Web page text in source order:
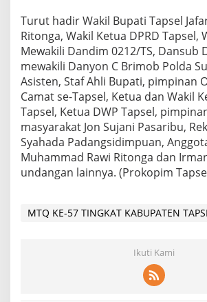
Turut hadir Wakil Bupati Tapsel
Ritonga, Wakil Ketua DPRD Tapsel,
Mewakili Dandim 0212/TS, Dansub
mewakili Danyon C Brimob Polda
Asisten, Staf Ahli Bupati, pimpinan
Camat se-Tapsel, Ketua dan Wakil
Tapsel, Ketua DWP Tapsel,
masyarakat Jon Sujani Pasaribu,
Syahada Padangsidimpuan,
Muhammad Rawi Ritonga dan
undangan lainnya. (Prokopim
MTQ KE-57 TINGKAT KABUPATEN
Ikuti Kami